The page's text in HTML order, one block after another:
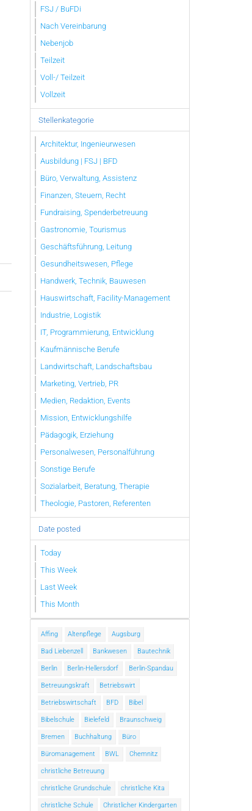
FSJ / BuFDi
Nach Vereinbarung
Nebenjob
Teilzeit
Voll-/ Teilzeit
Vollzeit
Stellenkategorie
Architektur, Ingenieurwesen
Ausbildung | FSJ | BFD
Büro, Verwaltung, Assistenz
Finanzen, Steuern, Recht
Fundraising, Spenderbetreuung
Gastronomie, Tourismus
Geschäftsführung, Leitung
Gesundheitswesen, Pflege
Handwerk, Technik, Bauwesen
Hauswirtschaft, Facility-Management
Industrie, Logistik
IT, Programmierung, Entwicklung
Kaufmännische Berufe
Landwirtschaft, Landschaftsbau
Marketing, Vertrieb, PR
Medien, Redaktion, Events
Mission, Entwicklungshilfe
Pädagogik, Erziehung
Personalwesen, Personalführung
Sonstige Berufe
Sozialarbeit, Beratung, Therapie
Theologie, Pastoren, Referenten
Date posted
Today
This Week
Last Week
This Month
Affing Altenpflege Augsburg
Bad Liebenzell Bankwesen Bautechnik
Berlin Berlin-Hellersdorf Berlin-Spandau
Betreuungskraft Betriebswirt
Betriebswirtschaft BFD Bibel
Bibelschule Bielefeld Braunschweig
Bremen Buchhaltung Büro
Büromanagement BWL Chemnitz
christliche Betreuung
christliche Grundschule christliche Kita
christliche Schule Christlicher Kindergarten